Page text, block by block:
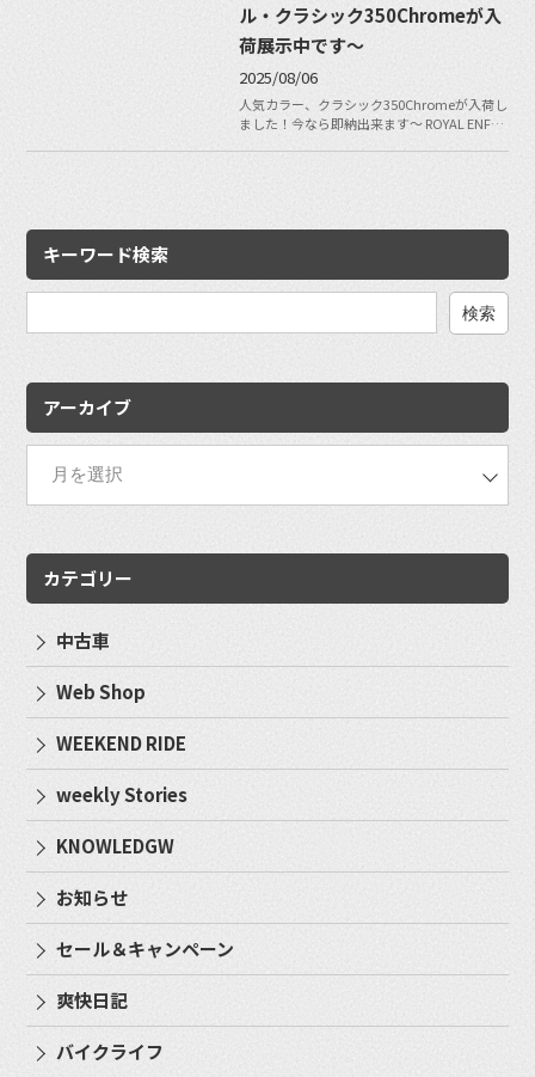
ル・クラシック350Chromeが入
荷展示中です〜
2025/08/06
人気カラー、クラシック350Chromeが入荷し
ました！今なら即納出来ます〜 ROYAL ENF…
キーワード検索
アーカイブ
カテゴリー
中古車
Web Shop
WEEKEND RIDE
weekly Stories
KNOWLEDGW
お知らせ
セール＆キャンペーン
爽快日記
バイクライフ